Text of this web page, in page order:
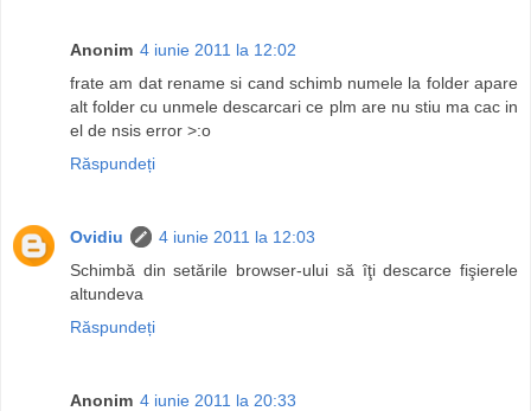
Anonim 4 iunie 2011 la 12:02
frate am dat rename si cand schimb numele la folder apare
alt folder cu unmele descarcari ce plm are nu stiu ma cac in
el de nsis error >:o
Răspundeți
Ovidiu
4 iunie 2011 la 12:03
Schimbă din setările browser-ului să îţi descarce fişierele
altundeva
Răspundeți
Anonim 4 iunie 2011 la 20:33